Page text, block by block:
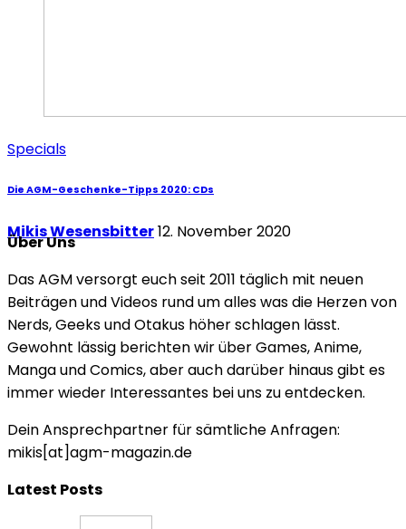
Specials
Die AGM-Geschenke-Tipps 2020: CDs
Mikis Wesensbitter12. November 2020
Über Uns
Das AGM versorgt euch seit 2011 täglich mit neuen
Beiträgen und Videos rund um alles was die Herzen von
Nerds, Geeks und Otakus höher schlagen lässt.
Gewohnt lässig berichten wir über Games, Anime,
Manga und Comics, aber auch darüber hinaus gibt es
immer wieder Interessantes bei uns zu entdecken.
Dein Ansprechpartner für sämtliche Anfragen:
mikis[at]agm-magazin.de
Latest Posts